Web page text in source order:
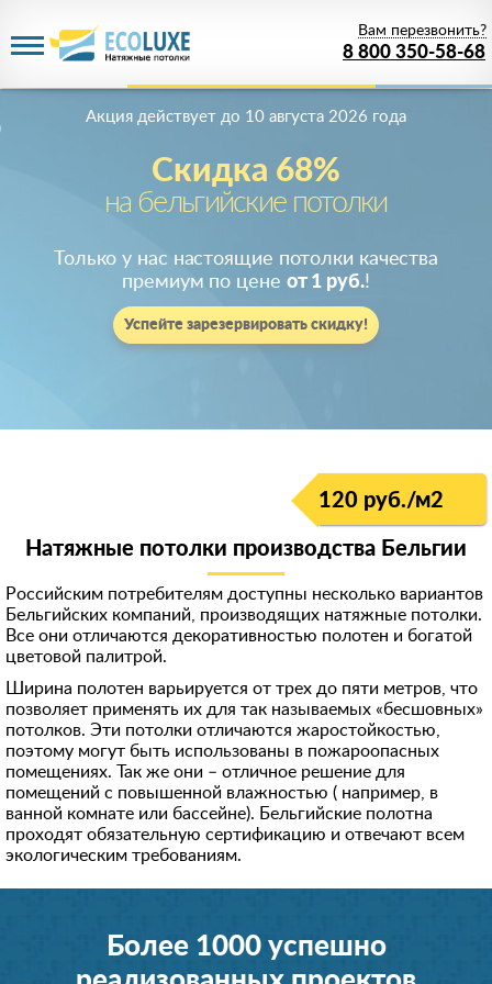
8 800 350-58-68
Вам перезвонить?
Скидка 68%
на бельгийские потолки
Акция действует до 10 августа 2026 года
Только у нас настоящие потолки качества
премиум по цене от 1 руб.!
Успейте зарезервировать скидку!
120 руб./м2
Натяжные потолки производства Бельгии
Российским потребителям доступны несколько вариантов
Бельгийских компаний, производящих натяжные потолки.
Все они отличаются декоративностью полотен и богатой
цветовой палитрой.
Ширина полотен варьируется от трех до пяти метров, что
позволяет применять их для так называемых «бесшовных»
потолков. Эти потолки отличаются жаростойкостью,
поэтому могут быть использованы в пожароопасных
помещениях. Так же они – отличное решение для
помещений с повышенной влажностью ( например, в
ванной комнате или бассейне). Бельгийские полотна
проходят обязательную сертификацию и отвечают всем
экологическим требованиям.
Более 1000 успешно